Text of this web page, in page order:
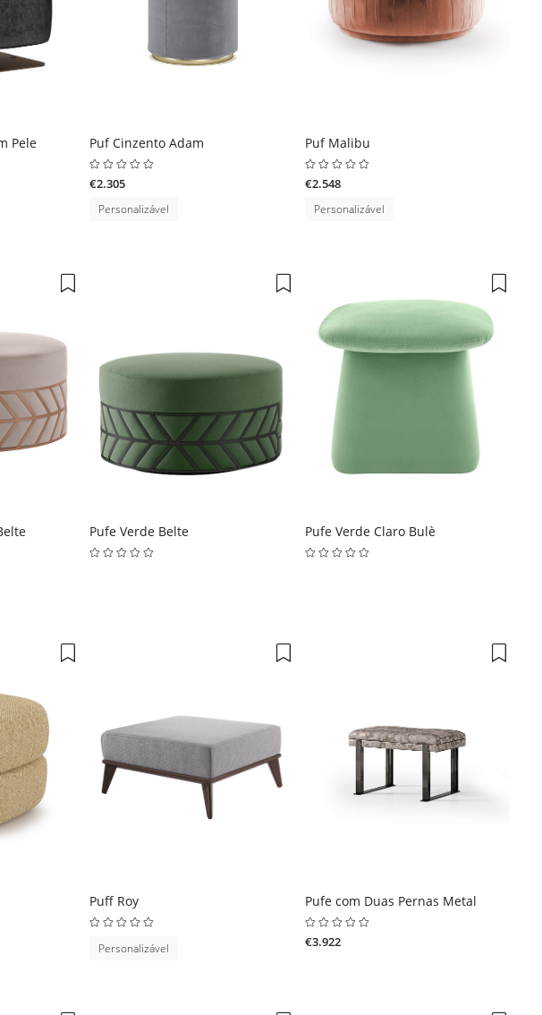
Pele Puf Cinzento Adam
€2.305
Personalizável
Puf Malibu
€2.548
Personalizável
Pufe Verde Belte Pufe Verde Claro Bulè
Puff Roy
Personalizável
Pufe com Duas Pernas Metal
€3.922